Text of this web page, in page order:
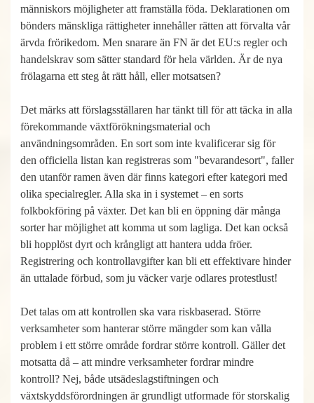
människors möjligheter att framställa föda. Deklarationen om
bönders mänskliga rättigheter innehåller rätten att förvalta vår
ärvda frörikedom. Men snarare än FN är det EU:s regler och
handelskrav som sätter standard för hela världen. Är de nya
frölagarna ett steg åt rätt håll, eller motsatsen?
Det märks att förslagsställaren har tänkt till för att täcka in alla
förekommande växtförökningsmaterial och
användningsområden. En sort som inte kvalificerar sig för
den officiella listan kan registreras som "bevarandesort", faller
den utanför ramen även där finns kategori efter kategori med
olika specialregler. Alla ska in i systemet – en sorts
folkbokföring på växter. Det kan bli en öppning där många
sorter har möjlighet att komma ut som lagliga. Det kan också
bli hopplöst dyrt och krångligt att hantera udda fröer.
Registrering och kontrollavgifter kan bli ett effektivare hinder
än uttalade förbud, som ju väcker varje odlares protestlust!
Det talas om att kontrollen ska vara riskbaserad. Större
verksamheter som hanterar större mängder som kan vålla
problem i ett större område fordrar större kontroll. Gäller det
motsatta då – att mindre verksamheter fordrar mindre
kontroll? Nej, både utsädeslagstiftningen och
växtskyddsförordningen är grundligt utformade för storskalig